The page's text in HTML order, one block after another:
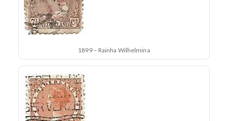
1899 – Rainha Wilhelmina